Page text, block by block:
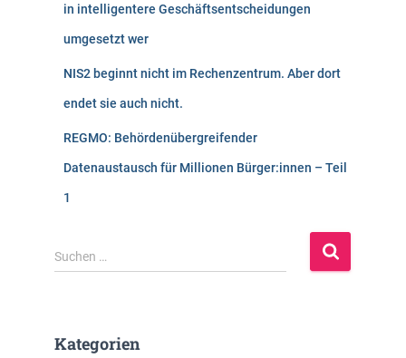
in intelligentere Geschäftsentscheidungen
umgesetzt wer
NIS2 beginnt nicht im Rechenzentrum. Aber dort
endet sie auch nicht.
REGMO: Behördenübergreifender
Datenaustausch für Millionen Bürger:innen – Teil
1
S
u
n
Suchen …
Kategorien